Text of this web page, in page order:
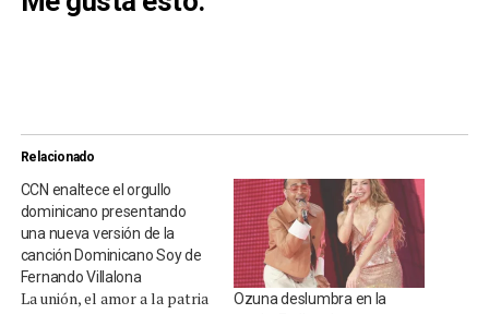
Relacionado
CCN enaltece el orgullo
dominicano presentando
una nueva versión de la
canción Dominicano Soy de
Fernando Villalona
La unión, el amor a la patria
Ozuna deslumbra en la